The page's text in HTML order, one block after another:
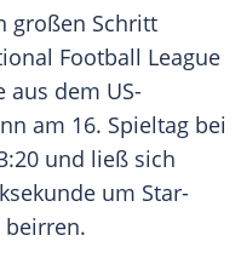
großen Schritt
Football League
aus dem US-
am 16. Spieltag bei
und ließ sich
um Star-
beirren.